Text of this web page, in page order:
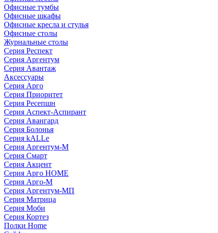
Офисные тумбы
Офисные шкафы
Офисные кресла и стулья
Офисные столы
Журнальные столы
Серия Респект
Серия Аргентум
Серия Авантаж
Аксессуары
Серия Арго
Серия Приоритет
Серия Ресепшн
Серия Аспект-Аспирант
Серия Авангард
Серия Болонья
Серия kALLe
Серия Аргентум-М
Серия Смарт
Серия Акцент
Серия Арго HOME
Серия Арго-М
Серия Аргентум-МП
Серия Матрица
Серия Моби
Серия Кортез
Полки Home